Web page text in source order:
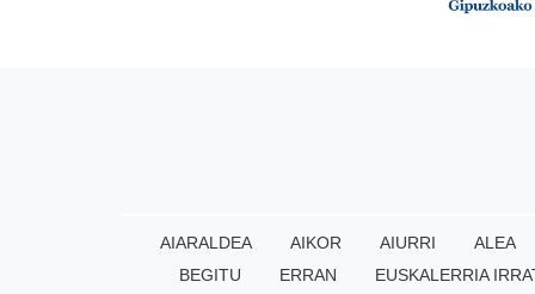
AIARALDEA AIKOR AIURRI ALEA
BEGITU
ERRAN EUSKALERRIA